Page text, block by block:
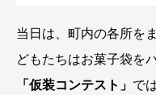
当日は、町内の各所を
どもたちはお菓子袋を
「仮装コンテスト」 で